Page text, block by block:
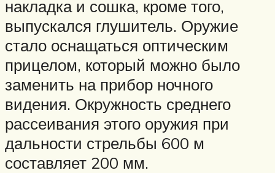
накладка и сошка, кроме того,
выпускался глушитель. Оружие
стало оснащаться оптическим
прицелом, который можно было
заменить на прибор ночного
видения. Окружность среднего
рассеивания этого оружия при
дальности стрельбы 600 м
составляет 200 мм.